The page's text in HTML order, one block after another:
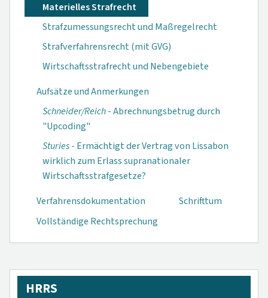
Materielles Strafrecht
Strafzumessungsrecht und Maßregelrecht
Strafverfahrensrecht (mit GVG)
Wirtschaftsstrafrecht und Nebengebiete
Aufsätze und Anmerkungen
Schneider/Reich- Abrechnungsbetrug durch
"Upcoding"
Sturies- Ermächtigt der Vertrag von Lissabon
wirklich zum Erlass supranationaler
Wirtschaftsstraf­gesetze?
Verfahrensdokumen­tation
Schrifttum
Vollständige Rechtsprechung
HRRS